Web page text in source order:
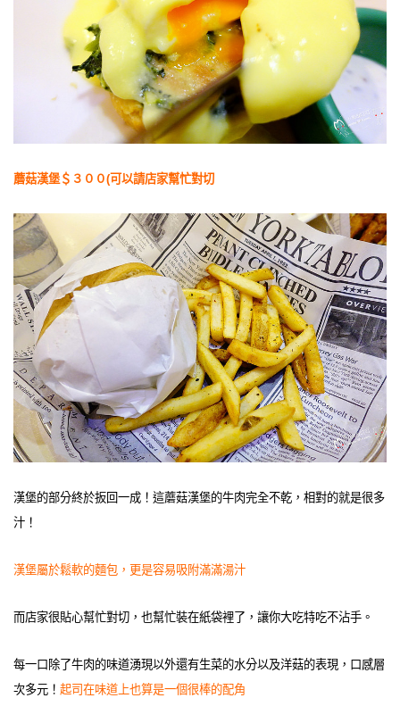
蘑菇漢堡＄３００(可以請店家幫忙對切
漢堡的部分終於扳回一成！這蘑菇漢堡的牛肉完全不乾，相對的就是很多
汁！
漢堡屬於鬆軟的麵包，更是容易吸附滿滿湯汁
而店家很貼心幫忙對切，也幫忙裝在紙袋裡了，讓你大吃特吃不沾手。
每一口除了牛肉的味道湧現以外還有生菜的水分以及洋菇的表現，口感層
次多元！ 起司在味道上也算是一個很棒的配角